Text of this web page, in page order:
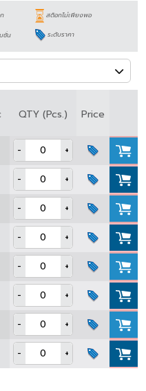
สต็อกไม่เพียงพอ
ชั่น ระดับราคา
QTY (Pcs.)
Price
-
+
-
+
-
+
-
+
-
+
-
+
-
+
- +